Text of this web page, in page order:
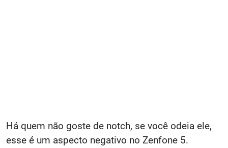
Há quem não goste de notch, se você odeia ele,
esse é um aspecto negativo no Zenfone 5.